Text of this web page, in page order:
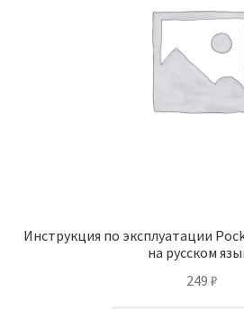
Инструкция по эксплуатации
на русском
249 ₽